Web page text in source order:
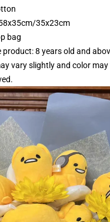
35x23cm
bag
product: 8 years old and
vary slightly and color